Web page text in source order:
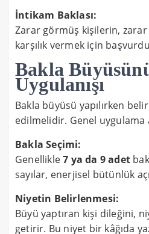
İntikam Baklası:
Zarar görmüş kişilerin,
karşılık vermek için
Bakla
Uygulanışı
Bakla büyüsü yapılırken
edilmelidir. Genel uygulama
Bakla Seçimi:
Genellikle7 ya da 9 adet
sayılar, enerjisel bütünlük
Niyetin Belirlenmesi:
Büyü yaptıran kişi dileğini,
getirir. Bu niyet bir kâğıda